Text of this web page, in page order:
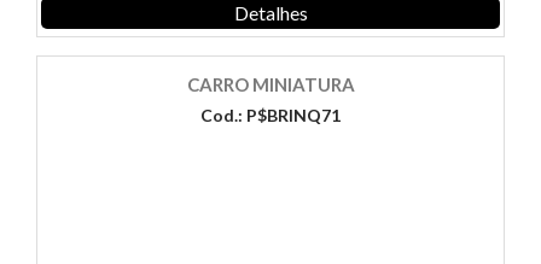
Detalhes
CARRO MINIATURA
Cod.: P$BRINQ71